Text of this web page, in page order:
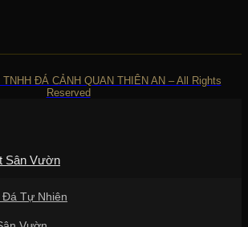
ĐÁ CẢNH QUAN THIÊN AN – All Rights
Reserved
Sân Vườn
Đá Tự Nhiên